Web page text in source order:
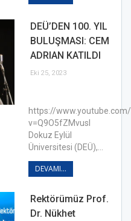
DEÜ’DEN 100. YIL
BULUŞMASI: CEM
ADRIAN KATILDI
Eki 25, 2023
https://
v=Q9O5fZMvusI
Dokuz Eylül
Üniversitesi (DEÜ),…
DEVAMI...
Rektörümüz Prof.
Dr. Nükhet